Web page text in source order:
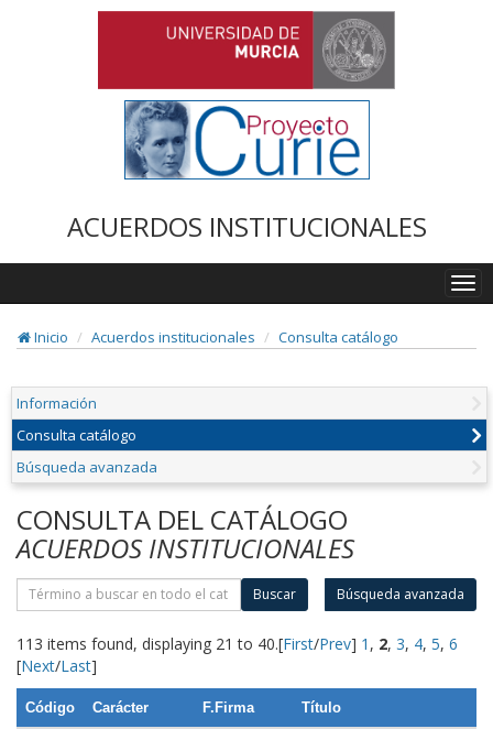
ACUERDOS INSTITUCIONALES
Inicio
Acuerdos institucionales Consulta catálogo
Información
Consulta catálogo
Búsqueda avanzada
CONSULTA DEL CATÁLOGO
ACUERDOS INSTITUCIONALES
Buscar Búsqueda avanzada
113 items found, displaying 21 to 40.[First/Prev] 1 , 2, 3, 4, 5, 6
[Next/Last]
Código Carácter F.Firma Título